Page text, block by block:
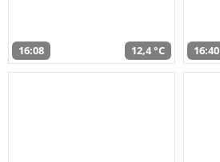
16:08 12,4 °C 16:40